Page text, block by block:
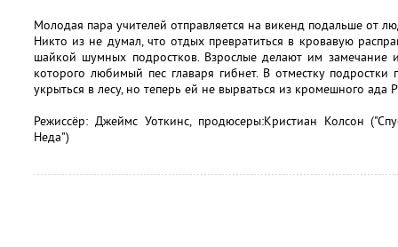
Молодая пара учителей отправляется на викенд подальше от
Никто из не думал, что отдых превратиться в кровавую
шайкой шумных подростков. Взрослые делают им замечание
которого любимый пес главаря гибнет. В отместку
укрыться в лесу, но теперь ей не вырваться из кромешного ада
Режиссёр: Джеймс Уоткинс, продюсеры:Кристиан Колсон
Неда")